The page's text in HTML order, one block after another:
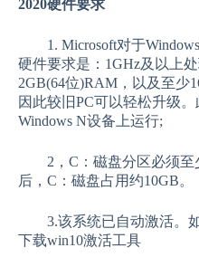
2020硬件要求
1. Microsoft对于
硬件要求是：1GHz及以上
2GB(64位)RAM，以及至少
因此较旧PC可以轻松升级
Windows N设备上运行;
2，C：磁盘分区必须至
后，C：磁盘占用约10GB。
3.该系统已自动激活。如
下载win10激活工具